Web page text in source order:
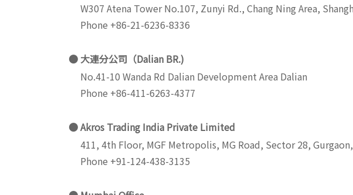
W307 Atena Tower No.107, Zunyi Rd., Chang Ning Area,
Phone +86-21-6236-8336
大連分公司（Dalian BR.)
No.41-10 Wanda Rd Dalian Development Area Dalian
Phone +86-411-6263-4377
Akros Trading India Private Limited
411, 4th Floor, MGF Metropolis, MG Road, Sector 28,
Phone +91-124-438-3135